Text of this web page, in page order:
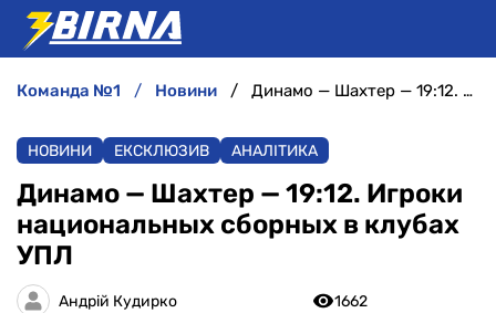
АНАЛІТИКА
ІНТЕРВ'Ю
РІЗНЕ
команда №1 новини Динамо — Шахтер — 19:12. Игроки национальных сборных в клубах УПЛ
НОВИНИ ЕКСКЛЮЗИВ АНАЛІТИКА
Динамо — Шахтер — 19:12. Игроки
национальных сборных в клубах
УПЛ
Андрій Кудирко
1662